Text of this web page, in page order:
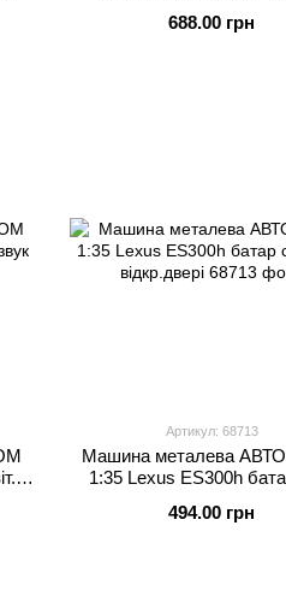
688.00 грн
Артикул: 68713
Машина металева
1:35 Lexus ES300h
494.00 грн